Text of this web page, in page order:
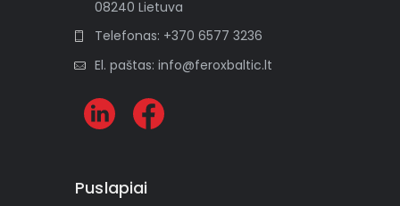
08240 Lietuva
Telefonas: +370 6577 3236
El. paštas: info@feroxbaltic.lt
Puslapiai